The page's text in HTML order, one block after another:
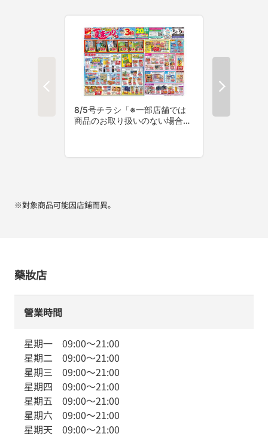
※對象商品可能因店鋪而異。
藥妝店
營業時間
星期一 09:00～21:00
星期二 09:00～21:00
星期三 09:00～21:00
星期四 09:00～21:00
星期五 09:00～21:00
星期六 09:00～21:00
星期天 09:00～21:00